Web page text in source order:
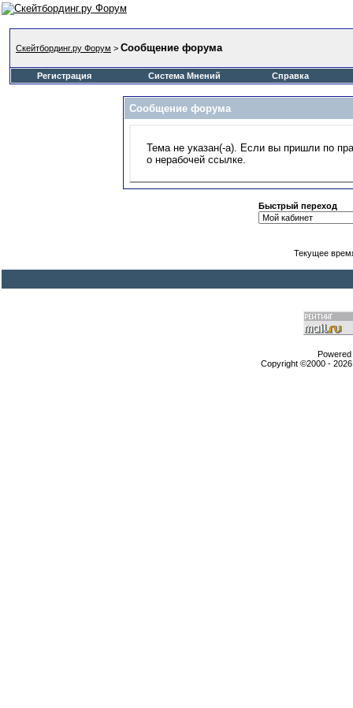
Скейтбординг.ру Форум > Сообщение форума
Регистрация Система Мнений Справка
Сообщение форума
Тема не указан(-а). Если вы пришли по
о нерабочей ссылке.
Быстрый переход
Текущее
Copyright ©2000 -